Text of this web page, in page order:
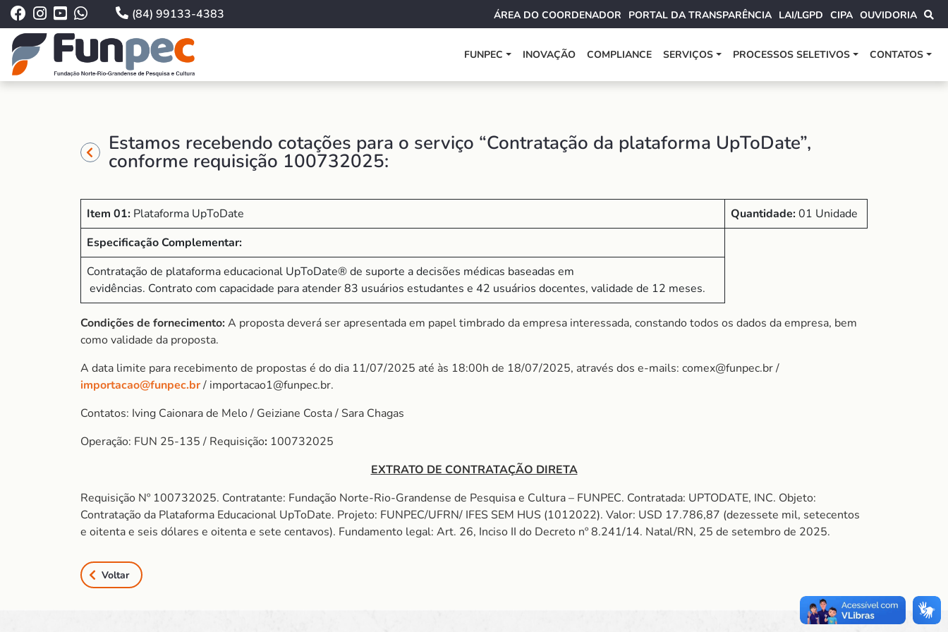
(84) 99133-4383 ÁREA DO COORDENADOR PORTAL DA TRANSPARÊNCIA LAI/LGPD CIPA OUVIDORIA
FUNPEC INOVAÇÃO COMPLIANCE SERVIÇOS PROCESSOS SELETIVOS CONTATOS
Estamos recebendo cotações para o serviço “Contratação da plataforma UpToDate”,
conforme requisição 100732025:
Item 01: Plataforma UpToDate Quantidade:01 Unidade
Especificação Complementar:
Contratação de plataforma educacional UpToDate® de suporte a decisões médicas baseadas em
evidências. Contrato com capacidade para atender 83 usuários estudantes e 42 usuários docentes, validade de 12 meses.
Condições de fornecimento:A proposta deverá ser apresentada em papel timbrado da empresa interessada, constando todos os dados da empresa, bem
como validade da proposta.
A data limite para recebimento de propostas é do dia 11/07/2025 até às 18:00h de 18/07/2025, através dos e-mails: comex@funpec.br /
importacao@funpec.br/ importacao1@funpec.br.
Contatos: Iving Caionara de Melo / Geiziane Costa / Sara Chagas
Operação: FUN 25-135 / Requisição: 100732025
EXTRATO DE CONTRATAÇÃO DIRETA
Requisição Nº 100732025. Contratante: Fundação Norte-Rio-Grandense de Pesquisa e Cultura – FUNPEC. Contratada: UPTODATE, INC. Objeto:
Contratação da Plataforma Educacional UpToDate. Projeto: FUNPEC/UFRN/ IFES SEM HUS (1012022). Valor: USD 17.786,87 (dezessete mil, setecentos
e oitenta e seis dólares e oitenta e sete centavos). Fundamento legal: Art. 26, Inciso II do Decreto nº 8.241/14. Natal/RN, 25 de setembro de 2025.
Voltar